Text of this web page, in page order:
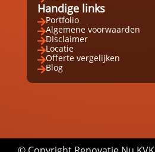
Handige links
Portfolio
Algemene voorwaarden
DIsclaimer
Locatie
Offerte vergelijken
Blog